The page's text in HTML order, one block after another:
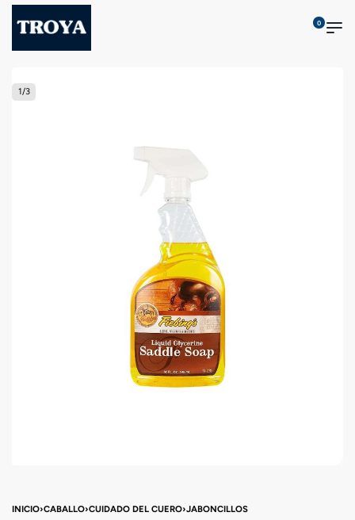
0
1/3
INICIO›CABALLO›CUIDADO DEL CUERO›JABONCILLOS